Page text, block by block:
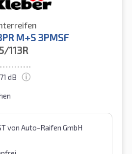
M+S 3PMSF
113R
71 dB
von Auto-Raifen GmbH